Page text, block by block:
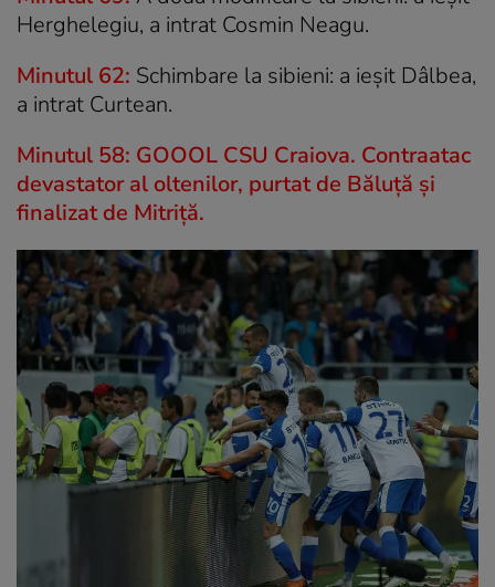
Herghelegiu, a intrat Cosmin Neagu.
Minutul 62: Schimbare la sibieni: a ieșit Dâlbea,
a intrat Curtean.
Minutul 58: GOOOL CSU Craiova. Contraatac
devastator al oltenilor, purtat de Băluță și
finalizat de Mitriță.